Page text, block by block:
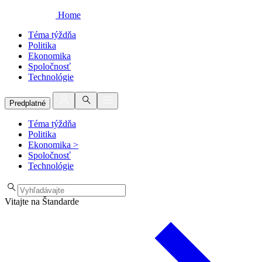
Home
Téma týždňa
Politika
Ekonomika
Spoločnosť
Technológie
Predplatné
Téma týždňa
Politika
Ekonomika >
Spoločnosť
Technológie
Vitajte na Štandarde